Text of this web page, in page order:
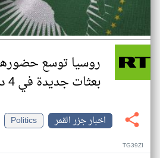
روسيا توسع
بعثات جديدة في 4 دول أفريقية
اخبار جزر القمر
Politics
TG39ZI